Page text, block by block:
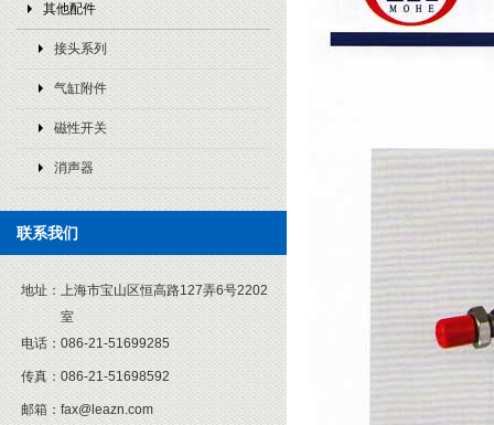
其他配件
接头系列
气缸附件
磁性开关
消声器
联系我们
地址： 上海市宝山区恒高路127弄6号2202
室
电话： 086-21-51699285
传真： 086-21-51698592
邮箱： fax@leazn.com